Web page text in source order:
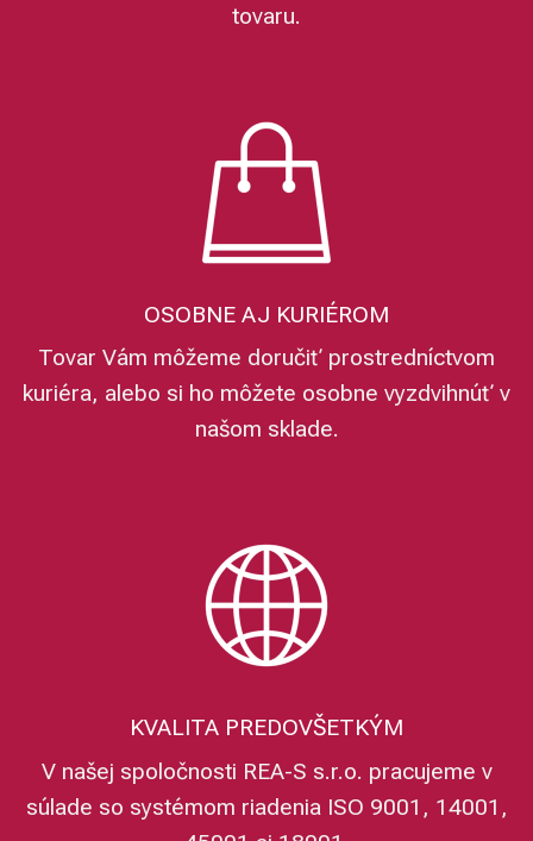
tovaru.
OSOBNE AJ KURIÉROM
Tovar Vám môžeme doručiť prostredníctvom
kuriéra, alebo si ho môžete osobne vyzdvihnúť v
našom sklade.
KVALITA PREDOVŠETKÝM
V našej spoločnosti REA-S s.r.o. pracujeme v
súlade so systémom riadenia ISO 9001, 14001,